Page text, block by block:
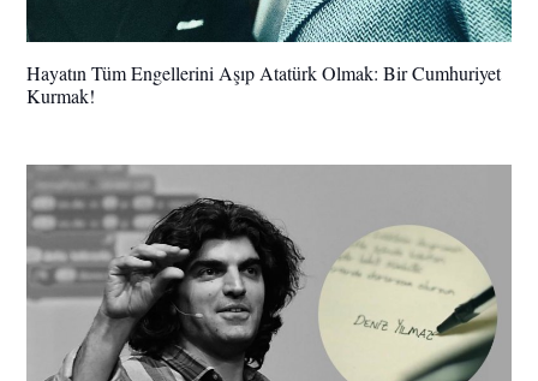
Hayatın Tüm Engellerini Aşıp Atatürk Olmak: Bir Cumhuriyet
Kurmak!